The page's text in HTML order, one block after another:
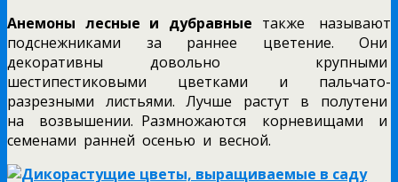
Анемоны лесные и дубравные также называют
подснежниками за раннее цветение. Они
декоративны довольно крупными
шестипестиковыми цветками и пальчато-
разрезными листьями. Лучше растут в полутени
на возвышении. Размножаются корневищами и
семенами ранней осенью и весной.